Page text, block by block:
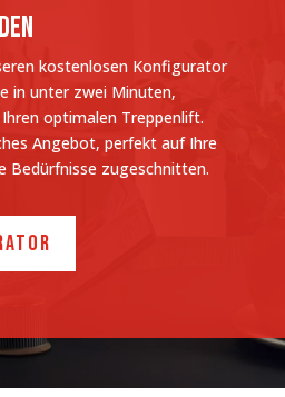
kostenlosen Konfigurator
in unter zwei Minuten,
optimalen Treppenlift.
Angebot, perfekt auf Ihre
Bedürfnisse zugeschnitten.